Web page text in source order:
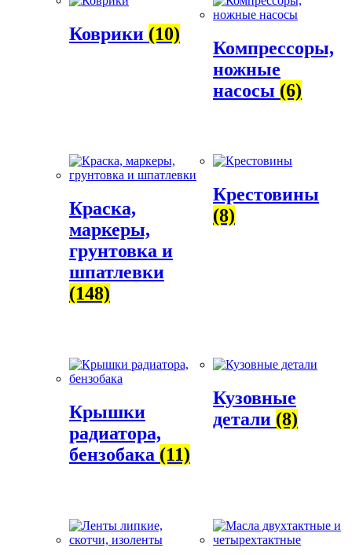
Коврики (10)
Компрессоры,
ножные
насосы (6)
Краска,
маркеры,
грунтовка и
шпатлевки
(148)
Крестовины
(8)
Крышки
радиатора,
бензобака (11)
Кузовные
детали (8)